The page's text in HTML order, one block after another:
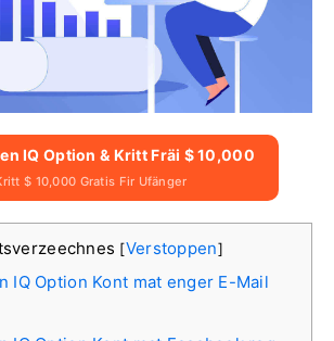
IQ Option & Kritt Fräi $ 10,000
$ 10,000 Gratis Fir Ufänger
[Verstoppen]
IQ Option Kont mat enger E-Mail